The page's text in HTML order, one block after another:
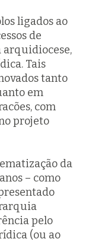
ligados ao
de
arquidiocese,
Tais
tanto
em
com
projeto
da
– como
pelo
(ou ao